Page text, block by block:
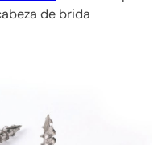
de brida